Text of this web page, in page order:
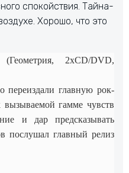
спокойствия. Тайна-
Хорошо, что это
(Геометрия, 2xCD/DVD,
переиздали главную рок-
гамме чувств
и дар предсказывать
послушал главный релиз